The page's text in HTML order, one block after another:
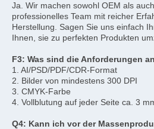
Ja. Wir machen sowohl OEM als
professionelles Team mit reicher
Herstellung. Sagen Sie uns einfach
Ihnen, sie zu perfekten Produkten
F3: Was sind die Anforderungen
1. AI/PSD/PDF/CDR-Format
2. Bilder von mindestens 300 DPI
3. CMYK-Farbe
4. Vollblutung auf jeder Seite ca. 3
Q4: Kann ich vor der